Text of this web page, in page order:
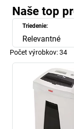
Naše top
Triedenie:
Relevantné
Počet výrobkov:34